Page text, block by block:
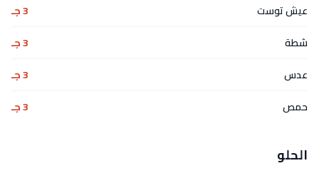
عيش توست
3 جـ
شطة
3 جـ
عدس
3 جـ
حمص
3 جـ
الحلو